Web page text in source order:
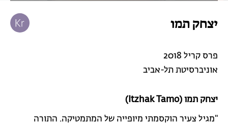
יצחק תמו
פרס קריל 2018
אוניברסיטת תל-אביב
יצחק תמו (Itzhak Tamo)
"מגיל צעיר הוקסמתי מיופייה של המתמטיקה. התורה